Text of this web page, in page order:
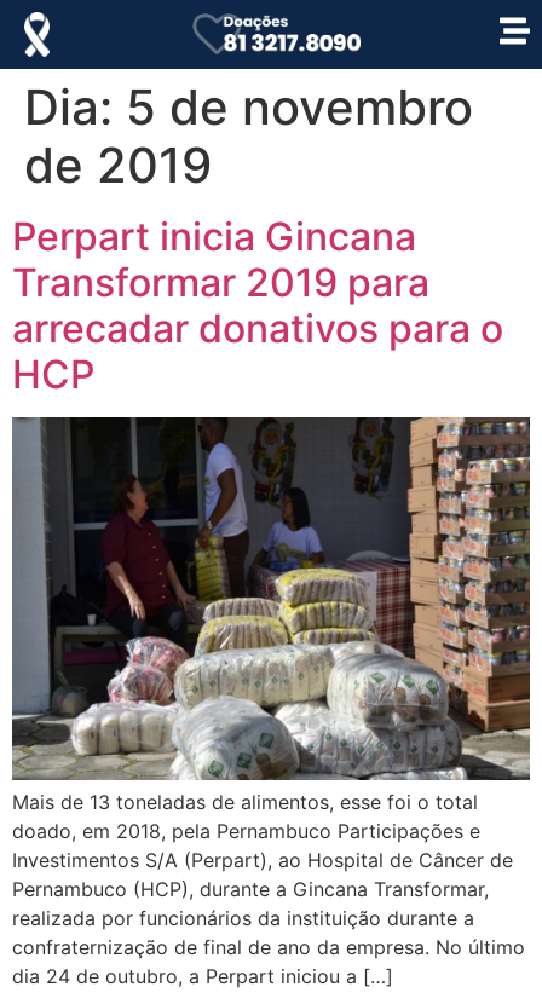
Dia: 5 de novembro
de 2019
Perpart inicia Gincana
Transformar 2019 para
arrecadar donativos para o
HCP
Mais de 13 toneladas de alimentos, esse foi o total
doado, em 2018, pela Pernambuco Participações e
Investimentos S/A (Perpart), ao Hospital de Câncer de
Pernambuco (HCP), durante a Gincana Transformar,
realizada por funcionários da instituição durante a
confraternização de final de ano da empresa. No último
dia 24 de outubro, a Perpart iniciou a […]